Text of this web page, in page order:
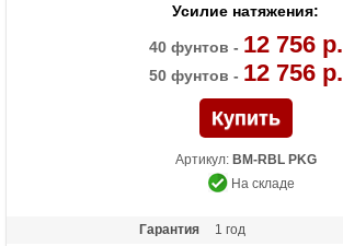
Усилие натяжения:
40 фунтов - 12 756 р.
50 фунтов - 12 756 р.
Артикул: BM-RBL PKG
На складе
Гарантия
1 год